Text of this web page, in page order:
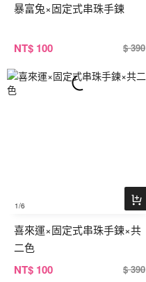
暴富兔×固定式串珠手鍊
NT$ 100 $ 390
1/6
喜來運×固定式串珠手鍊×共
二色
NT$ 100 $ 390